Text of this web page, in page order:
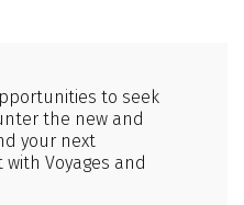
to seek
the new and
your next
Voyages and